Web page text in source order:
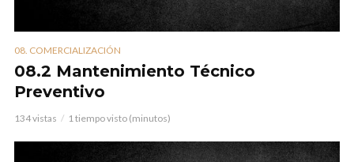
08. COMERCIALIZACIÓN
08.2 Mantenimiento Técnico
Preventivo
134 vistas 1 tiempo visto (minutos)